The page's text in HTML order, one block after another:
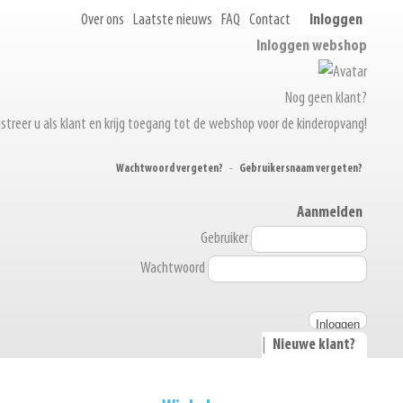
Over ons Laatste nieuws FAQ Contact
Inloggen
Inloggen webshop
Nog geen klant?
u als klant en krijg toegang tot de webshop voor de kinderopvang!
Wachtwoord vergeten? - Gebruikersnaam vergeten?
Aanmelden
Gebruiker
Wachtwoord
Nieuwe klant?